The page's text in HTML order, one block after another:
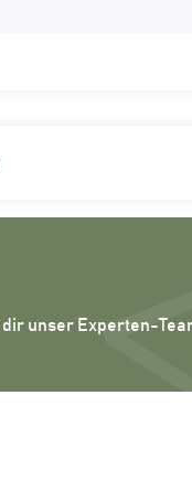
unser Experten-